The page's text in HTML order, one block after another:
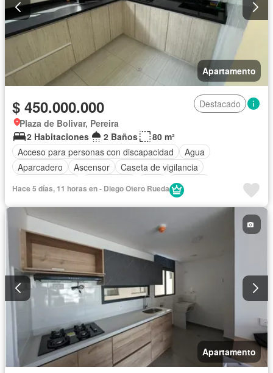
Apartamento
$ 450.000.000
Destacado
Plaza de Bolivar, Pereira
2 Habitaciones
2 Baños
80 m²
Acceso para personas con discapacidad
Agua
Aparcadero
Ascensor
Caseta de vigilancia
Vigilante
Vista panorámica
Hace 5 días, 11 horas en - Diego Otero Rueda
Apartamento